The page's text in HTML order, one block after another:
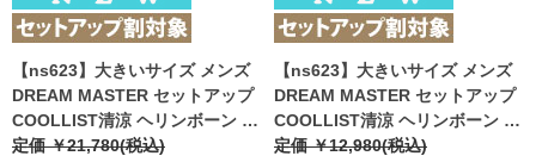
【ns623】大きいサイズ メンズ
DREAM MASTER セットアップ
COOLLIST清涼 ヘリンボーン ス
トレッチ ジャケット 軽量 ウォッ
定価 ￥21,780(税込)
【ns623】大きいサイズ メンズ
DREAM MASTER セットアップ
COOLLIST清涼 ヘリンボーン ス
トレッチ ノーカラー ジャケット
定価 ￥12,980(税込)